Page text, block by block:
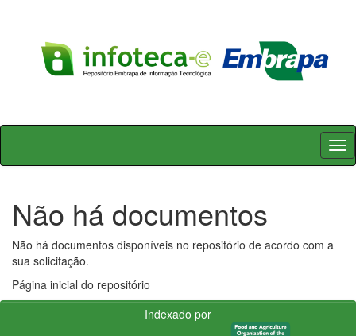
Skip
Não há documentos
Não há documentos disponíveis no repositório de acordo com a
sua solicitação.
Página inicial do repositório
Indexado por